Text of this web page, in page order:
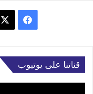
فيسبوك
قناتنا على يوتيوب